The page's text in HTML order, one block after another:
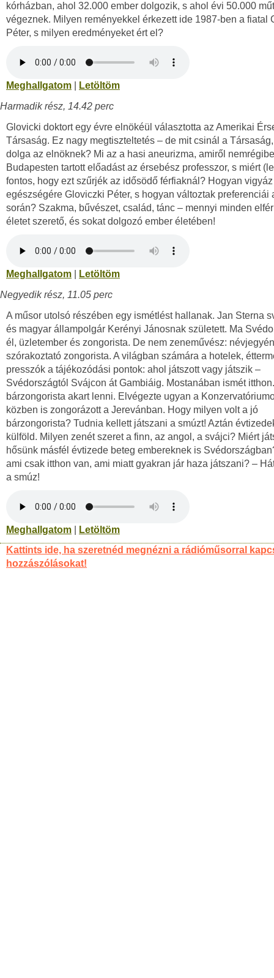
kórházban, ahol 32.000 ember dolgozik, s ahol évi 50.000
végeznek. Milyen reményekkel érkezett ide 1987-ben a fiatal
Péter, s milyen eredményeket ért el?
Meghallgatom
Letöltöm
Harmadik rész, 14.42 perc
Glovicki doktort egy évre elnökéül választotta az Amerikai
Társaság. Ez nagy megtiszteltetés – de mit csinál a
dolga az elnöknek? Mi az a hasi aneurizma, amiről
Budapesten tartott előadást az érsebész professzor, s miért
fontos, hogy ezt szűrjék az idősödő férfiaknál? Hogyan vigyáz
egészségére Gloviczki Péter, s hogyan változtak preferenciái
során? Szakma, bűvészet, család, tánc – mennyi minden
életet szerető, és sokat dolgozó ember életében!
Meghallgatom
Letöltöm
Negyedik rész, 11.05 perc
A műsor utolsó részében egy ismétlést hallanak. Jan Sterna
és magyar állampolgár Kerényi Jánosnak született. Ma
él, üzletember és zongorista. De nem zeneművész:
szórakoztató zongorista. A világban számára a hotelek,
presszók a tájékozódási pontok: ahol játszott vagy játszik –
Svédországtól Svájcon át Gambiáig. Mostanában ismét
bárzongorista akart lenni. Elvégezte ugyan a
közben is zongorázott a Jerevánban. Hogy milyen volt a jó
bárzongorista? Tudnia kellett játszani a smúzt! Aztán
külföld. Milyen zenét szeret a finn, az angol, a svájci? Miért
hősünk másfél évtizede beteg embereknek is
ami csak itthon van, ami miatt gyakran jár haza játszani? –
a smúz!
Meghallgatom
Letöltöm
Kattints ide, ha szeretnéd megnézni a rádióműsorral
hozzászólásokat!